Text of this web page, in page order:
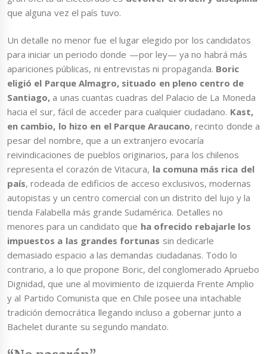
que alguna vez el país tuvo.
Un detalle no menor fue el lugar elegido por los candidatos
para iniciar un periodo donde —por ley— ya no habrá más
apariciones públicas, ni entrevistas ni propaganda. Boric
eligió el Parque Almagro, situado en pleno centro de
Santiago, a unas cuantas cuadras del Palacio de La Moneda
hacia el sur, fácil de acceder para cualquier ciudadano. Kast,
en cambio, lo hizo en el Parque Araucano, recinto donde a
pesar del nombre, que a un extranjero evocaría
reivindicaciones de pueblos originarios, para los chilenos
representa el corazón de Vitacura, la comuna más rica del
país, rodeada de edificios de acceso exclusivos, modernas
autopistas y un centro comercial con un distrito del lujo y la
tienda Falabella más grande Sudamérica. Detalles no
menores para un candidato que ha ofrecido rebajarle los
impuestos a las grandes fortunas sin dedicarle
demasiado espacio a las demandas ciudadanas. Todo lo
contrario, a lo que propone Boric, del conglomerado Apruebo
Dignidad, que une al movimiento de izquierda Frente Amplio
y al Partido Comunista que en Chile posee una intachable
tradición democrática llegando incluso a gobernar junto a
Bachelet durante su segundo mandato.